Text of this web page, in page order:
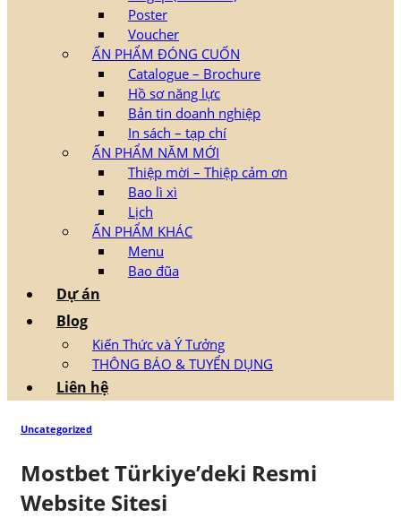
Poster
Voucher
ẤN PHẨM ĐÓNG CUỐN
Catalogue – Brochure
Hồ sơ năng lực
Bản tin doanh nghiệp
In sách – tạp chí
ẤN PHẨM NĂM MỚI
Thiệp mời – Thiệp cảm ơn
Bao lì xì
Lịch
ẤN PHẨM KHÁC
Menu
Bao đũa
Dự án
Blog
Kiến Thức và Ý Tưởng
THÔNG BÁO & TUYỂN DỤNG
Liên hệ
Uncategorized
Mostbet Türkiye’deki Resmi
Website Sitesi